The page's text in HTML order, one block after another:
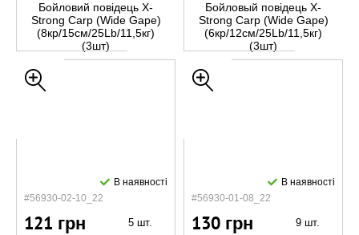
Бойловий повідець X-
Strong Carp (Wide Gape)
(8кр/15см/25Lb/11,5кг)
(3шт)
Бойловый повідець X-
Strong Carp (Wide Gape)
(6кр/12см/25Lb/11,5кг)
(3шт)
#56930-02-10_22
В наявності
121 грн 5 шт.
#56930-01-08_22
В наявності
130 грн 9 шт.